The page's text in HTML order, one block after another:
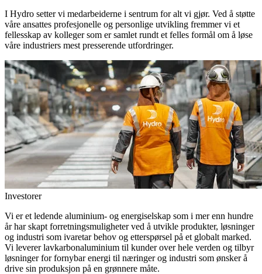
I Hydro setter vi medarbeiderne i sentrum for alt vi gjør. Ved å støtte
våre ansattes profesjonelle og personlige utvikling fremmer vi et
fellesskap av kolleger som er samlet rundt et felles formål om å løse
våre industriers mest presserende utfordringer.
Investorer
Vi er et ledende aluminium- og energiselskap som i mer enn hundre
år har skapt forretningsmuligheter ved å utvikle produkter, løsninger
og industri som ivaretar behov og etterspørsel på et globalt marked.
Vi leverer lavkarbonaluminium til kunder over hele verden og tilbyr
løsninger for fornybar energi til næringer og industri som ønsker å
drive sin produksjon på en grønnere måte.